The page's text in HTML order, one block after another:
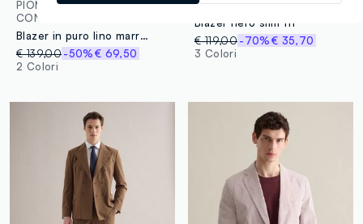
PIOMBO
CONTEMPORARY
Blazer in puro lino marrone regular fit
€ 139,00-50%€ 69,50
2 Colori
PIOMBO TECH
Blazer nero slim fit
€ 119,00-70%€ 35,70
3 Colori